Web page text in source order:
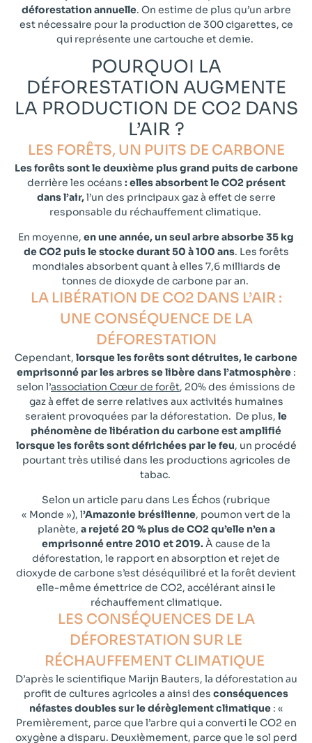
déforestation annuelle. On estime de plus qu’un arbre
est nécessaire pour la production de 300 cigarettes, ce
qui représente une cartouche et demie.
POURQUOI LA
DÉFORESTATION AUGMENTE
LA PRODUCTION DE CO2 DANS
L’AIR ?​
LES FORÊTS, UN PUITS DE CARBONE​
Les forêts sont le deuxième plus grand puits de carbone
derrière les océans : elles absorbent le CO2 présent
dans l’air,l’un des principaux gaz à effet de serre
responsable du réchauffement climatique.
En moyenne, en une année, un seul arbre absorbe 35 kg
de CO2 puis le stocke durant 50 à 100 ans. Les forêts
mondiales absorbent quant à elles 7,6 milliards de
tonnes de dioxyde de carbone par an.
LA LIBÉRATION DE CO2 DANS L’AIR :
UNE CONSÉQUENCE DE LA
DÉFORESTATION​
Cependant, lorsque les forêts sont détruites, le carbone
emprisonné par les arbres se libère dans l’atmosphère:
selon l’association Cœur de forêt, 20% des émissions de
gaz à effet de serre relatives aux activités humaines
seraient provoquées par la déforestation. De plus, le
phénomène de libération du carbone est amplifié
lorsque les forêts sont défrichées par le feu, un procédé
pourtant très utilisé dans les productions agricoles de
tabac.
Selon un article paru dans Les Échos (rubrique
« Monde »), l’Amazonie brésilienne, poumon vert de la
planète, a rejeté 20 % plus de CO2 qu’elle n’en a
emprisonné entre 2010 et 2019. À cause de la
déforestation, le rapport en absorption et rejet de
dioxyde de carbone s’est déséquilibré et la forêt devient
elle-même émettrice de CO2, accélérant ainsi le
réchauffement climatique.
LES CONSÉQUENCES DE LA
DÉFORESTATION SUR LE
RÉCHAUFFEMENT CLIMATIQUE ​
D’après le scientifique Marijn Bauters, la déforestation au
profit de cultures agricoles a ainsi des conséquences
néfastes doubles sur le dérèglement climatique: «
Premièrement, parce que l’arbre qui a converti le CO2 en
oxygène a disparu. Deuxièmement, parce que le sol perd